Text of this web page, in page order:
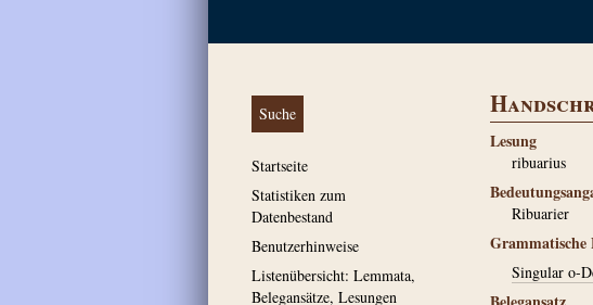
Suche
Startseite
Statistiken zum
Datenbestand
Benutzerhinweise
Listenübersicht: Lemmata,
Belegansätze, Lesungen
Lesung
ribuarius
Ribuarier
Grammatische
Singular o-